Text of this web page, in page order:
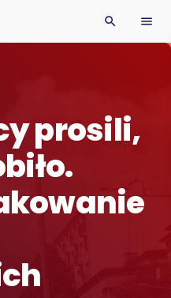
search menu
prosili,